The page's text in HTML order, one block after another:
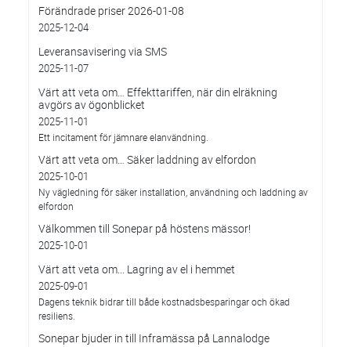
Förändrade priser 2026-01-08
2025-12-04
Leveransavisering via SMS
2025-11-07
Värt att veta om… Effekttariffen, när din elräkning
avgörs av ögonblicket
2025-11-01
Ett incitament för jämnare elanvändning.
Värt att veta om… Säker laddning av elfordon
2025-10-01
Ny vägledning för säker installation, användning och laddning av
elfordon
Välkommen till Sonepar på höstens mässor!
2025-10-01
Värt att veta om... Lagring av el i hemmet
2025-09-01
Dagens teknik bidrar till både kostnadsbesparingar och ökad
resiliens.
Sonepar bjuder in till Inframässa på Lannalodge